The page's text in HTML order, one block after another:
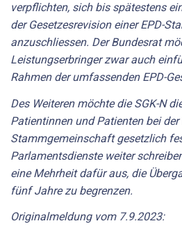
verpflichten, sich bis spätestens
der Gesetzesrevision einer EPD-
anzuschliessen. Der Bundesrat
Leistungserbringer zwar auch
Rahmen der umfassenden EPD-
Des Weiteren möchte die SGK-N
Patientinnen und Patienten bei der
Stammgemeinschaft gesetzlich
Parlamentsdienste weiter
eine Mehrheit dafür aus, die
fünf Jahre zu begrenzen.
Originalmeldung vom 7.9.2023: